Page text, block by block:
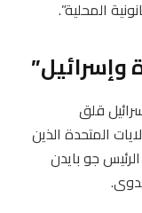
المحلية”.
وإسرائيل”
قلق
المتحدة الذين
جو بايدن